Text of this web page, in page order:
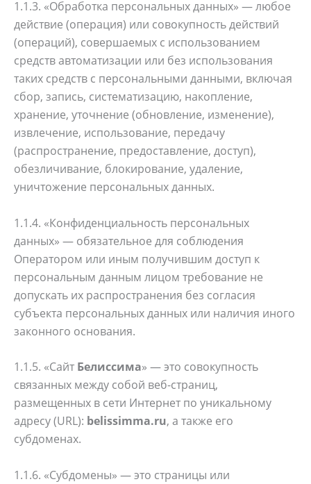
1.1.3. «Обработка персональных данных» — любое
действие (операция) или совокупность действий
(операций), совершаемых с использованием
средств автоматизации или без использования
таких средств с персональными данными, включая
сбор, запись, систематизацию, накопление,
хранение, уточнение (обновление, изменение),
извлечение, использование, передачу
(распространение, предоставление, доступ),
обезличивание, блокирование, удаление,
уничтожение персональных данных.
1.1.4. «Конфиденциальность персональных
данных» — обязательное для соблюдения
Оператором или иным получившим доступ к
персональным данным лицом требование не
допускать их распространения без согласия
субъекта персональных данных или наличия иного
законного основания.
1.1.5. «Сайт Белиссима» — это совокупность
связанных между собой веб-страниц,
размещенных в сети Интернет по уникальному
адресу (URL): belissimma.ru, а также его
субдоменах.
1.1.6. «Субдомены» — это страницы или